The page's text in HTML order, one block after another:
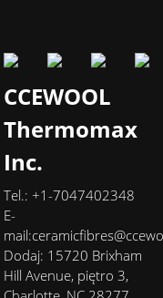
CCEWOOL
Thermomax
Inc.
Tel.: +1-7047402348
E-
mail:
Dodaj: 15720 Brixham
Hill Avenue, piętro 3,